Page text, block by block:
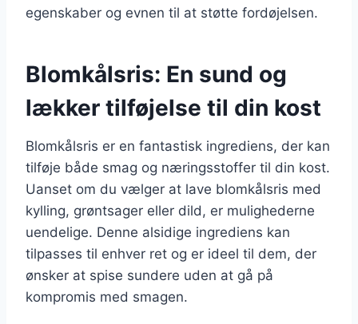
egenskaber og evnen til at støtte fordøjelsen.
Blomkålsris: En sund og
lækker tilføjelse til din kost
Blomkålsris er en fantastisk ingrediens, der kan
tilføje både smag og næringsstoffer til din kost.
Uanset om du vælger at lave blomkålsris med
kylling, grøntsager eller dild, er mulighederne
uendelige. Denne alsidige ingrediens kan
tilpasses til enhver ret og er ideel til dem, der
ønsker at spise sundere uden at gå på
kompromis med smagen.